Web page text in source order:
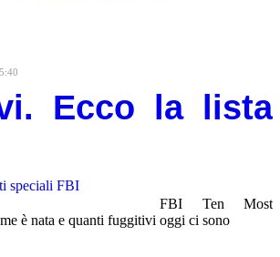
Ecco la lista
FBI Ten Most
è nata e quanti fuggitivi oggi ci sono